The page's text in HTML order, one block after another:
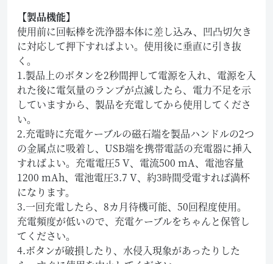
【製品機能】
使用前に回転棒を洗浄器本体に差し込み、凹凸切欠き
に対応して押下すればよい。使用後に垂直に引き抜
く。
1.製品上のボタンを2秒間押して電源を入れ、電源を入
れた後に電気量のランプが点滅したら、電力不足を示
していますから、製品を充電してから使用してくださ
い。
2.充電時に充電ケーブルの磁石端を製品ハンドルの2つ
の金属点に吸着し、USB端を携帯電話の充電器に挿入
すればよい。充電電圧5 V、電流500 mA、電池容量
1200 mAh、電池電圧3.7 V、約3時間受電すれば満杯
になります。
3.一回充電したら、8カ月待機可能、50回程度使用。
充電頻度が低いので、充電ケーブルをちゃんと保管し
てください。
4.ボタンが破損したり、水侵入現象があったりした